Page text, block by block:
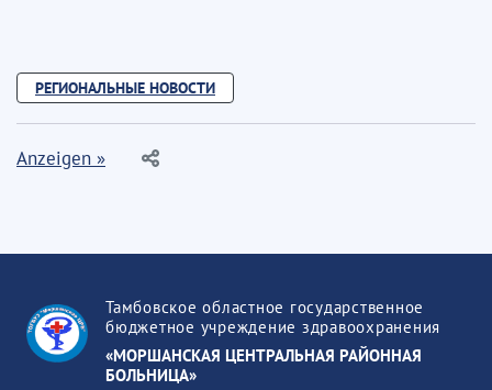
РЕГИОНАЛЬНЫЕ НОВОСТИ
Anzeigen »
Тамбовское областное государственное
бюджетное учреждение здравоохранения
«МОРШАНСКАЯ ЦЕНТРАЛЬНАЯ РАЙОННАЯ
БОЛЬНИЦА»